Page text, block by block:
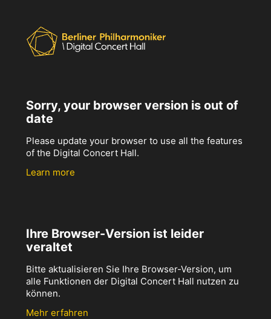
Sorry, your browser version is out of
date
Please update your browser to use all the features
of the Digital Concert Hall.
Learn more
Ihre Browser-Version ist leider
veraltet
Bitte aktualisieren Sie Ihre Browser-Version, um
alle Funktionen der Digital Concert Hall nutzen zu
können.
Mehr erfahren